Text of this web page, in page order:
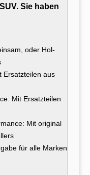
Sie haben
oder Hol-
Ersatzteilen aus
Mit Ersatzteilen
Mit original
für alle Marken